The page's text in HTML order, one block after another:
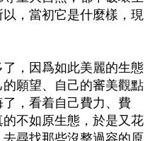
，當初它是什麼樣，現
，因爲如此美麗的生態
願望、自己的審美觀點
，看着自己費力、費
不如原生態，於是又花
尋找那些沒整過容的原